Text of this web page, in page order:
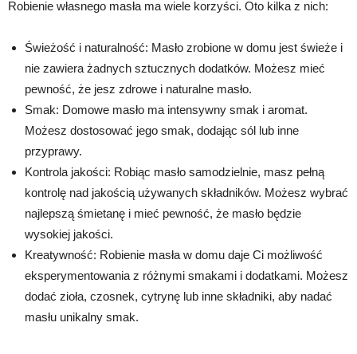
Robienie własnego masła ma wiele korzyści. Oto kilka z nich:
Świeżość i naturalność: Masło zrobione w domu jest świeże i
nie zawiera żadnych sztucznych dodatków. Możesz mieć
pewność, że jesz zdrowe i naturalne masło.
Smak: Domowe masło ma intensywny smak i aromat.
Możesz dostosować jego smak, dodając sól lub inne
przyprawy.
Kontrola jakości: Robiąc masło samodzielnie, masz pełną
kontrolę nad jakością używanych składników. Możesz wybrać
najlepszą śmietanę i mieć pewność, że masło będzie
wysokiej jakości.
Kreatywność: Robienie masła w domu daje Ci możliwość
eksperymentowania z różnymi smakami i dodatkami. Możesz
dodać zioła, czosnek, cytrynę lub inne składniki, aby nadać
masłu unikalny smak.